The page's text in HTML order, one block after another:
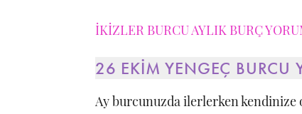
İKİZLER BURCU AYLIK BURÇ
26 EKİM YENGEÇ BURCU
Ay burcunuzda ilerlerken